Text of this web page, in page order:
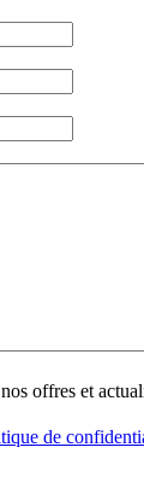
offres et
de